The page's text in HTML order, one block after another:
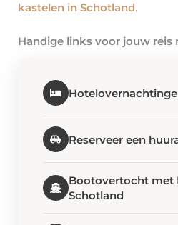
kastelen in Schotland.
Handige links voor jouw reis
Reserveer een
Bootovertocht met
Schotland